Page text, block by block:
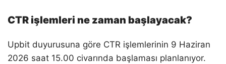
CTR işlemleri ne zaman başlayacak?
Upbit duyurusuna göre CTR işlemlerinin 9 Haziran
2026 saat 15.00 civarında başlaması planlanıyor.